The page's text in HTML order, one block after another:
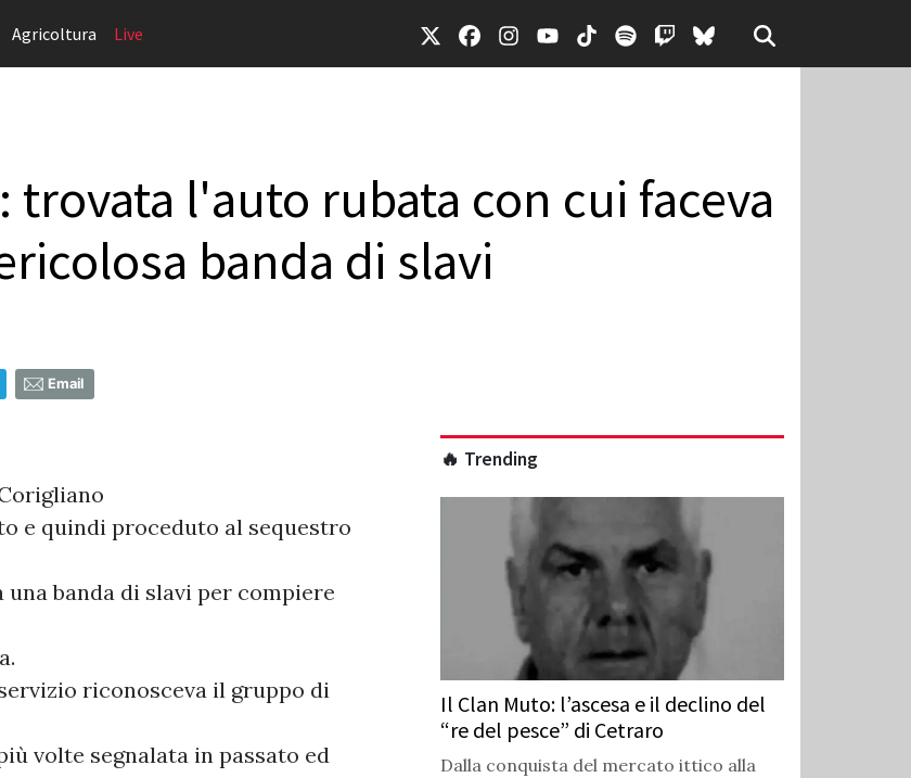
Agricoltura Live
trovata l'auto rubata con cui faceva
banda di slavi
Email
e quindi proceduto al sequestro
banda di slavi per compiere
riconosceva il gruppo di
volte segnalata in passato ed
🔥 Trending
Il Clan Muto: l’ascesa e il declino del
“re del pesce” di Cetraro
Dalla conquista del mercato ittico alla